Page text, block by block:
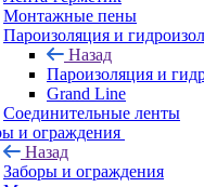
Монтажные пены
Пароизоляция и
Назад
Пароизоляция и
Grand Line
Соединительные ленты
и ограждения
Назад
Заборы и ограждения